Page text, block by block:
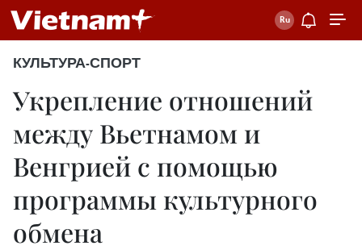
КУЛЬТУРА-СПОРТ
Укрепление отношений
между Вьетнамом и
Венгрией с помощью
программы культурного
обмена